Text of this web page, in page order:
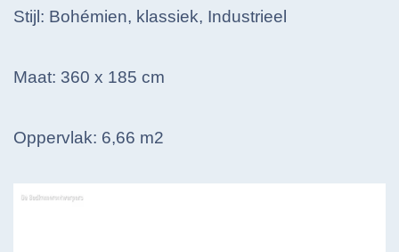
Stijl: Bohémien, klassiek, Industrieel
Maat: 360 x 185 cm
Oppervlak: 6,66 m2